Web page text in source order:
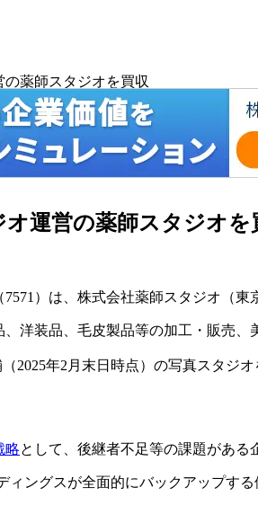
薬師スタジオを買収
運営の薬師スタジオを
）は、株式会社薬師スタジオ（
洋装品、毛皮製品等の加工・販売、
2025年2月末日時点）の写真スタジオ
略として、後継者不足等の課題がある
ィングスが全面的にバックアップす